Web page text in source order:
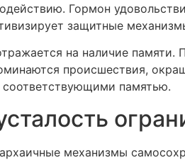
Гормон
защитные
на наличие памяти.
происшествия,
соответствующими памятью.
механизмы